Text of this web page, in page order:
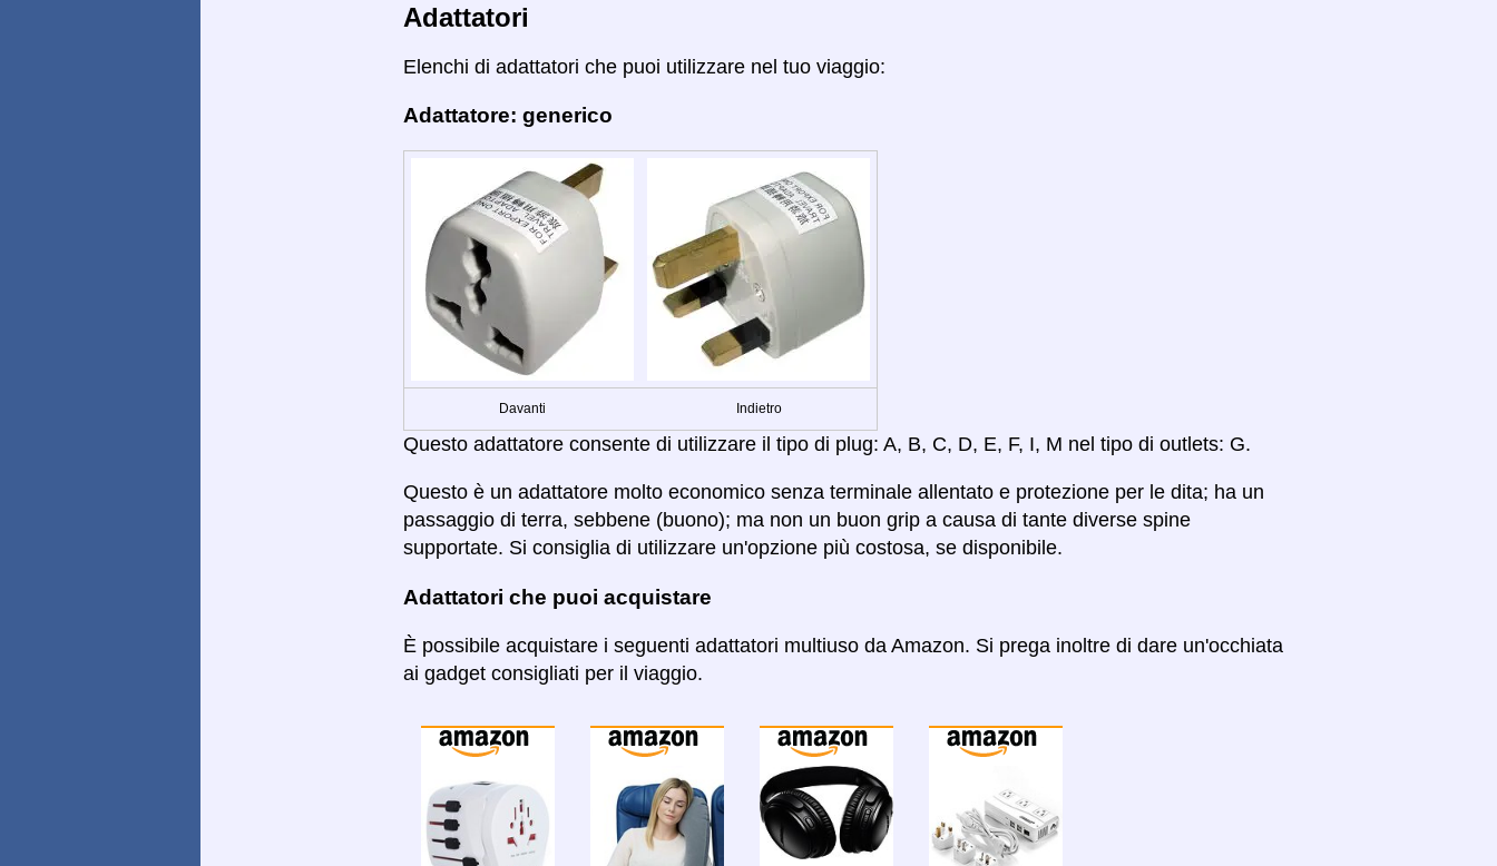
Adattatori
Elenchi di adattatori che puoi utilizzare nel tuo viaggio:
Adattatore: generico
Davanti Indietro
Questo adattatore consente di utilizzare il tipo di plug: A, B, C, D, E, F, I, M nel tipo di outlets: G.
Questo è un adattatore molto economico senza terminale allentato e protezione per le dita; ha un
passaggio di terra, sebbene (buono); ma non un buon grip a causa di tante diverse spine
supportate. Si consiglia di utilizzare un'opzione più costosa, se disponibile.
Adattatori che puoi acquistare
È possibile acquistare i seguenti adattatori multiuso da Amazon. Si prega inoltre di dare un'occhiata
ai gadget consigliati per il viaggio.